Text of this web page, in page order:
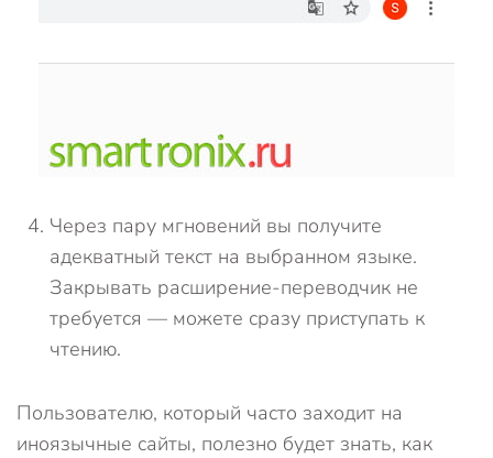
Через пару мгновений вы получите
адекватный текст на выбранном языке.
Закрывать расширение-переводчик не
требуется — можете сразу приступать к
чтению.
Пользователю, который часто заходит на
иноязычные сайты, полезно будет знать, как